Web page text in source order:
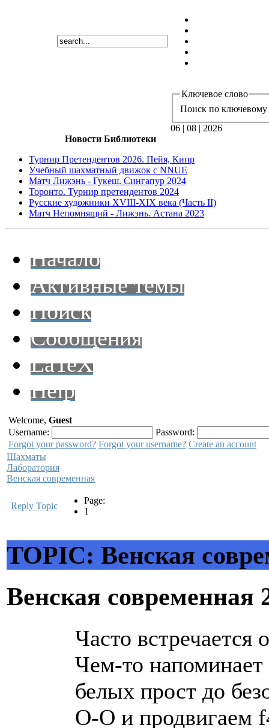
Ключевое слово
Поиск по ключевому
06 | 08 | 2026
Новости Библиотеки
Турнир Претендентов 2026. Пейя, Кипр
Учебный шахматный движок с NNUE
Матч Лижэнь - Гукеш. Сингапур 2024
Торонто. Турнир претендентов 2024
Русские художники XVIII-XIX века (Часть II)
Матч Непомнящий - Лижэнь. Астана 2023
Начало
Активные темы
Поиск
Сообщения
LaTeX
Help
Welcome, Guest
Username:
Password:
Forgot your password? Forgot your username? Create an account
Шахматы
Лаборатория
Венская современная
Reply Topic
Page:
1
TOPIC: Венская
Венская современная
Часто
Чем-то
белых прост до
O-O и продвигаем